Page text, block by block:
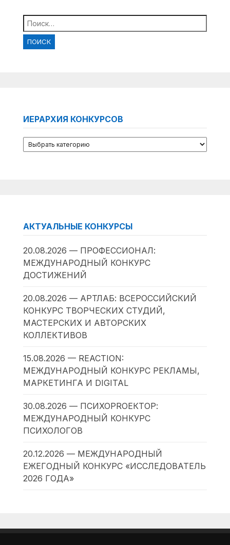
Найти:
ИЕРАРХИЯ КОНКУРСОВ
АКТУАЛЬНЫЕ КОНКУРСЫ
20.08.2026 — ПРОФЕССИОНАЛ:
МЕЖДУНАРОДНЫЙ КОНКУРС
ДОСТИЖЕНИЙ
20.08.2026 — АРТЛАБ: ВСЕРОССИЙСКИЙ
КОНКУРС ТВОРЧЕСКИХ СТУДИЙ,
МАСТЕРСКИХ И АВТОРСКИХ
КОЛЛЕКТИВОВ
15.08.2026 — REACTION:
МЕЖДУНАРОДНЫЙ КОНКУРС РЕКЛАМЫ,
МАРКЕТИНГА И DIGITAL
30.08.2026 — ПСИХОPROЕКТОР:
МЕЖДУНАРОДНЫЙ КОНКУРС
ПСИХОЛОГОВ
20.12.2026 — МЕЖДУНАРОДНЫЙ
ЕЖЕГОДНЫЙ КОНКУРС «ИССЛЕДОВАТЕЛЬ
2026 ГОДА»